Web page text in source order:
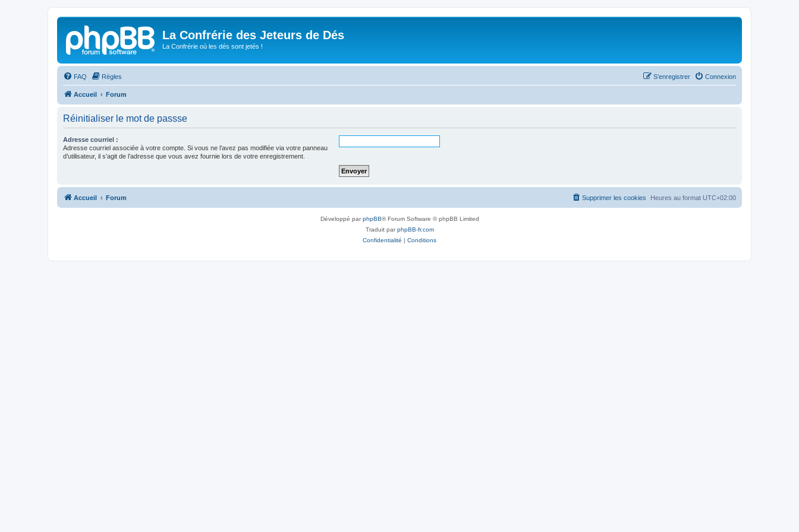
La Confrérie des Jeteurs de Dés
La Confrérie où les dés sont jetés !
FAQ Règles Connexion
S’enregistrer
Accueil Forum
Réinitialiser le mot de passse
Adresse courriel :
Adresse courriel associée à votre compte. Si vous ne l’avez pas modifiée via votre panneau
d’utilisateur, il s’agit de l’adresse que vous avez fournie lors de votre enregistrement.
Accueil Forum Heures au format UTC+02:00
Supprimer les cookies
Développé parphpBB® Forum Software © phpBB Limited
Traduit parphpBB-fr.com
Confidentialité | Conditions